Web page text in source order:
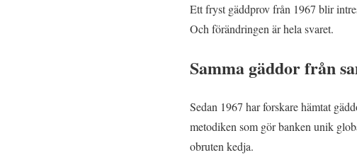
Ett fryst gäddprov från 1967 blir
Och förändringen är hela svaret.
Samma gäddor från
Sedan 1967 har forskare hämtat
metodiken som gör banken unik
obruten kedja.